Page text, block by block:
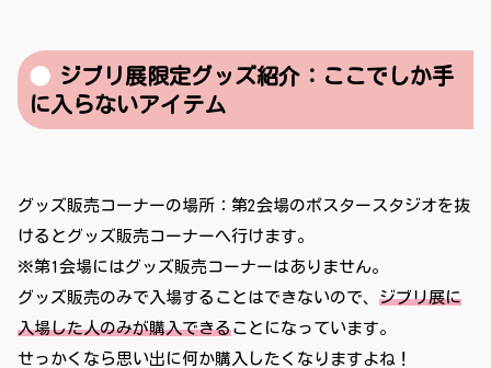
ジブリ展限定グッズ紹介：ここでしか手
に入らないアイテム
グッズ販売コーナーの場所：第2会場のポスタースタジオを抜
けるとグッズ販売コーナーへ行けます。
※第1会場にはグッズ販売コーナーはありません。
グッズ販売のみで入場することはできないので、 ジブリ展に
入場した人のみが購入できることになっています。
せっかくなら思い出に何か購入したくなりますよね！